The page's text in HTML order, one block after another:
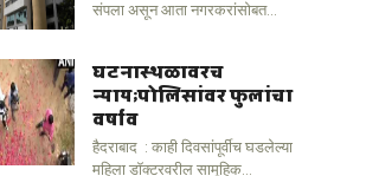
संपला असून आता नगरकरांसोबत...
घटनास्थळावरच
न्याय;पोलिसांवर फुलांचा
वर्षाव
हैदराबाद : काही दिवसांपूर्वीच घडलेल्या
महिला डॉक्टरवरील सामूहिक...